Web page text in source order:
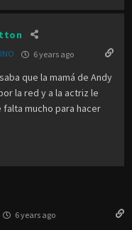
6 years ago
que la mamá de Andy
la red y a la actriz le
mucho para hacer
6 years ago